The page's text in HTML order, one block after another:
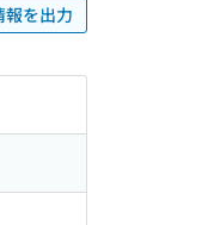
報を出力